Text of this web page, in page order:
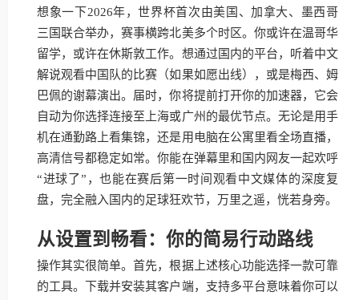
想象一下2026年，世界杯首次由美国、加拿大、墨西哥
三国联合举办，赛事横跨北美多个时区。你或许在温哥华
留学，或许在休斯敦工作。想通过国内的平台，听着中文
解说观看中国队的比赛（如果如愿出线），或是梅西、姆
巴佩的谢幕演出。届时，你将提前打开你的加速器，它会
自动为你选择连接至上海或广州的最优节点。无论是用手
机在通勤路上看集锦，还是用电脑在公寓里看全场直播，
高清信号都稳定如常。你能在弹幕里和国内网友一起欢呼
“进球了”，也能在赛后第一时间观看中文媒体的深度复
盘，完全融入国内的足球狂欢节，万里之遥，恍若身旁。
从设置到畅看：你的简易行动路线
操作其实很简单。首先，根据上述核心功能选择一款可靠
的工具。下载并安装其客户端，支持多平台意味着你可以